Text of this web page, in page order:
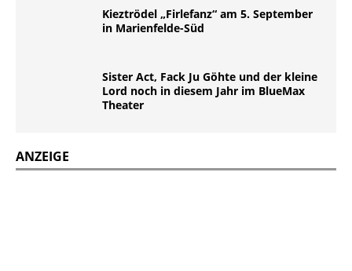
Kieztrödel „Firlefanz“ am 5. September
in Marienfelde-Süd
Sister Act, Fack Ju Göhte und der kleine
Lord noch in diesem Jahr im BlueMax
Theater
ANZEIGE